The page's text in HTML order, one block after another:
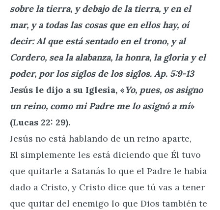
sobre la tierra, y debajo de la tierra, y en el
mar, y a todas las cosas que en ellos hay, oí
decir: Al que está sentado en el trono, y al
Cordero, sea la alabanza, la honra, la gloria y el
poder, por los siglos de los siglos. Ap. 5:9-13
Jesús le dijo a su Iglesia, «Yo, pues, os asigno
un reino, como mi Padre me lo asignó a mí»
(Lucas 22: 29).
Jesús no está hablando de un reino aparte,
El simplemente les está diciendo que Él tuvo
que quitarle a Satanás lo que el Padre le había
dado a Cristo, y Cristo dice que tú vas a tener
que quitar del enemigo lo que Dios también te